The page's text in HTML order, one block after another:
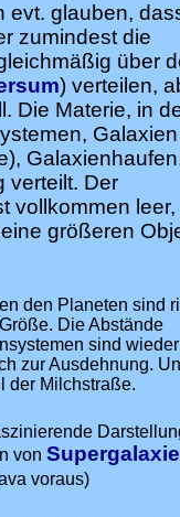
evt. glauben,
zumindest die
über
) verteilen,
Die Materie, in
Galaxien
verteilt. Der
vollkommen leer,
größeren
den Planeten sind
Die Abstände
sind
zur Ausdehnung.
der Milchstraße.
von
voraus)